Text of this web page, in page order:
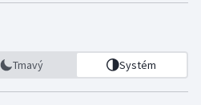
Tmavý Systém